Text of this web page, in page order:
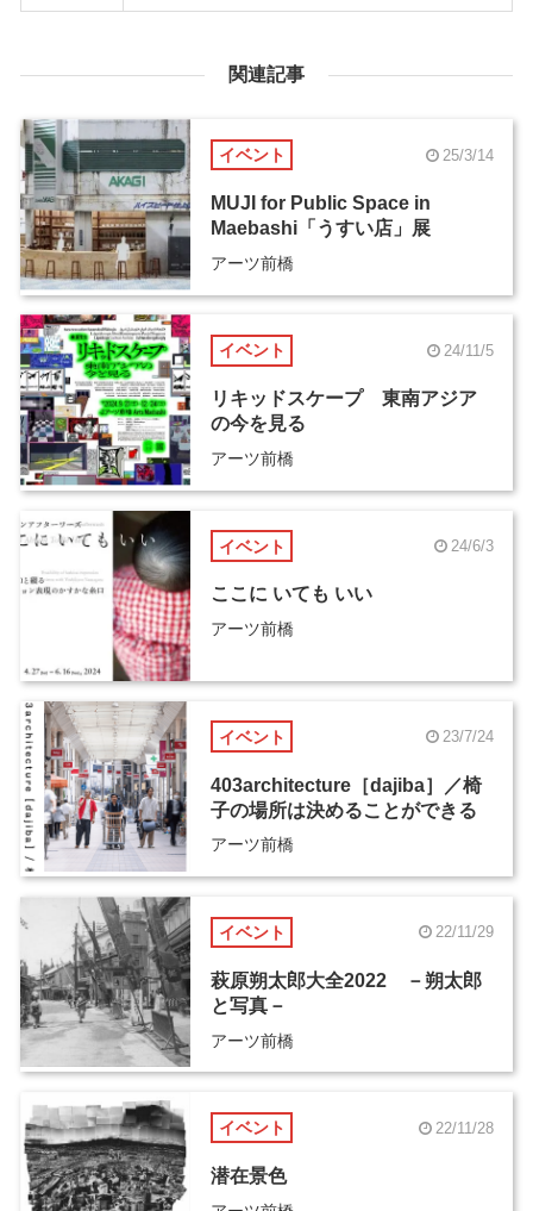
関連記事
イベント 25/3/14
MUJI for Public Space in
Maebashi「うすい店」展
アーツ前橋
イベント 24/11/5
リキッドスケープ 東南アジア
の今を見る
アーツ前橋
イベント 24/6/3
ここに いても いい
アーツ前橋
イベント 23/7/24
403architecture［dajiba］／椅
子の場所は決めることができる
アーツ前橋
イベント 22/11/29
萩原朔太郎大全2022 －朔太郎
と写真－
アーツ前橋
イベント 22/11/28
潜在景色